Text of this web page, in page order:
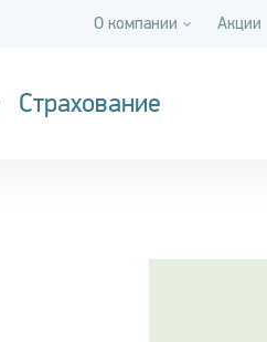
О компании Акции
Страхование